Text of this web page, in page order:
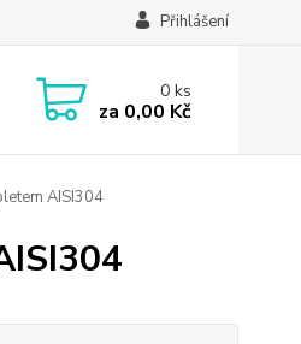
Přihlášení
0ks
za 0,00 Kč
AISI304